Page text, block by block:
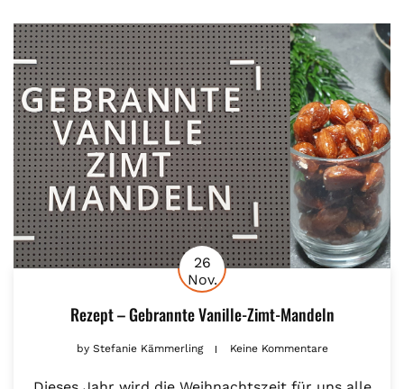
26
Nov.
Rezept – Gebrannte Vanille-Zimt-Mandeln
byStefanie Kämmerling Keine Kommentare